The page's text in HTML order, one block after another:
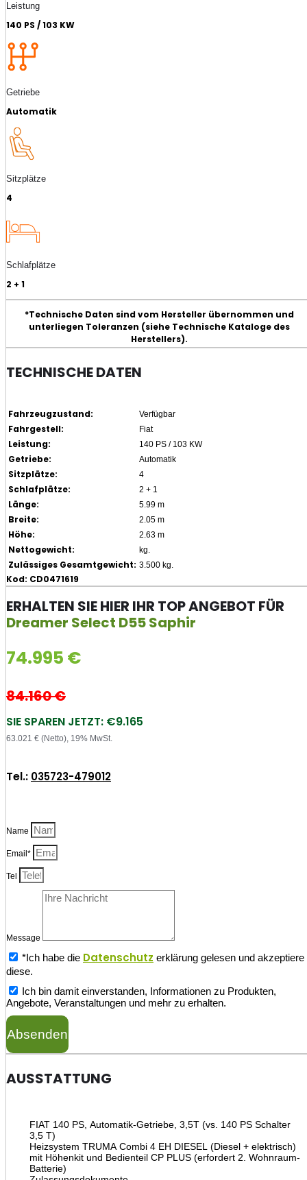
Leistung
140 PS / 103 KW
Getriebe
Automatik
Sitzplätze
4
Schlafplätze
2 + 1
*Technische Daten sind vom Hersteller übernommen und
unterliegen Toleranzen (siehe Technische Kataloge des
Herstellers).
TECHNISCHE DATEN
Fahrzeugzustand: Verfügbar
Fahrgestell: Fiat
Leistung: 140 PS / 103 KW
Getriebe: Automatik
Sitzplätze: 4
Schlafplätze: 2 + 1
Länge: 5.99 m
Breite: 2.05 m
Höhe: 2.63 m
Nettogewicht: kg.
Zulässiges Gesamtgewicht: 3.500 kg.
Kod: CD0471619
ERHALTEN SIE HIER IHR TOP ANGEBOT FÜR
Dreamer Select D55 Saphir
74.995 €
84.160€
SIE SPAREN JETZT: €9.165
63.021 € (Netto), 19% MwSt.
Tel.: 035723-479012
Name
Email*
Tel
Message
*Ich habe die Datenschutz erklärung gelesen und akzeptiere
diese.
Ich bin damit einverstanden, Informationen zu Produkten,
Angebote, Veranstaltungen und mehr zu erhalten.
Absenden
AUSSTATTUNG
FIAT 140 PS, Automatik-Getriebe, 3,5T (vs. 140 PS Schalter
3,5 T)
Heizsystem TRUMA Combi 4 EH DIESEL (Diesel + elektrisch)
mit Höhenkit und Bedienteil CP PLUS (erfordert 2. Wohnraum-
Batterie)